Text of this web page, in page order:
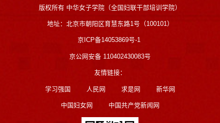
版权所有 中华女子学院（全国妇联干部培训学院）
地址：北京市朝阳区育慧东路1号（100101）
京ICP备14053869号-1
京公网安备 110402430083号
友情链接：
学习强国 人民网 求是网 新华网
中国妇女网 中国共产党新闻网